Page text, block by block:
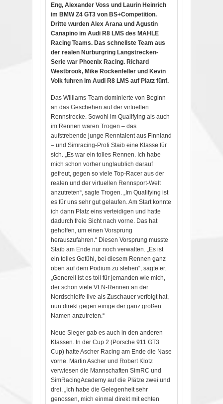
Eng, Alexander Voss und Laurin Heinrich
im BMW Z4 GT3 von BS+Competition.
Dritte wurden Alex Arana und Agustin
Canapino im Audi R8 LMS des MAHLE
Racing Teams. Das schnellste Team aus
der realen Nürburgring Langstrecken-
Serie war Phoenix Racing. Richard
Westbrook, Mike Rockenfeller und Kevin
Volk fuhren im Audi R8 LMS auf Platz fünf.
Das Williams-Team dominierte von Beginn
an das Geschehen auf der virtuellen
Rennstrecke. Sowohl im Qualifying als auch
im Rennen waren Trogen – das
aufstrebende junge Renntalent aus Finnland
– und Simracing-Profi Staib eine Klasse für
sich. „Es war ein tolles Rennen. Ich habe
mich schon vorher unglaublich darauf
gefreut, gegen so viele Top-Racer aus der
realen und der virtuellen Rennsport-Welt
anzutreten“, sagte Trogen. „Im Qualifying ist
es für uns sehr gut gelaufen. Am Start konnte
ich dann Platz eins verteidigen und hatte
dadurch freie Sicht nach vorne. Das hat
geholfen, um einen Vorsprung
herauszufahren.“ Diesen Vorsprung musste
Staib am Ende nur noch verwalten. „Es ist
ein tolles Gefühl, bei diesem Rennen ganz
oben auf dem Podium zu stehen“, sagte er.
„Generell ist es toll für jemanden wie mich,
der schon viele VLN-Rennen an der
Nordschleife live als Zuschauer verfolgt hat,
nun direkt gegen einige der ganz großen
Namen anzutreten.“
Neue Sieger gab es auch in den anderen
Klassen. In der Cup 2 (Porsche 911 GT3
Cup) hatte Ascher Racing am Ende die Nase
vorne. Martin Ascher und Robert Klotz
verwiesen die Mannschaften SimRC und
SimRacingAcademy auf die Plätze zwei und
drei. „Ich habe die Gelegenheit sehr
genossen, mich einmal direkt mit echten